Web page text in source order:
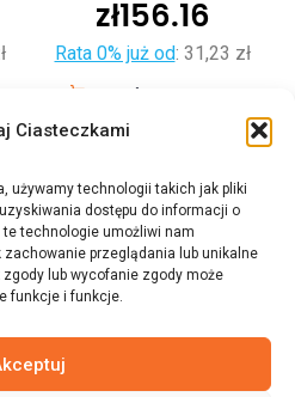
Ciasteczkami
używamy technologii takich jak pliki
dostępu do informacji o
technologie umożliwi nam
przeglądania lub unikalne
lub wycofanie zgody może
funkcje i funkcje.
zł156.16
Rata 0% już od: 31,23 zł